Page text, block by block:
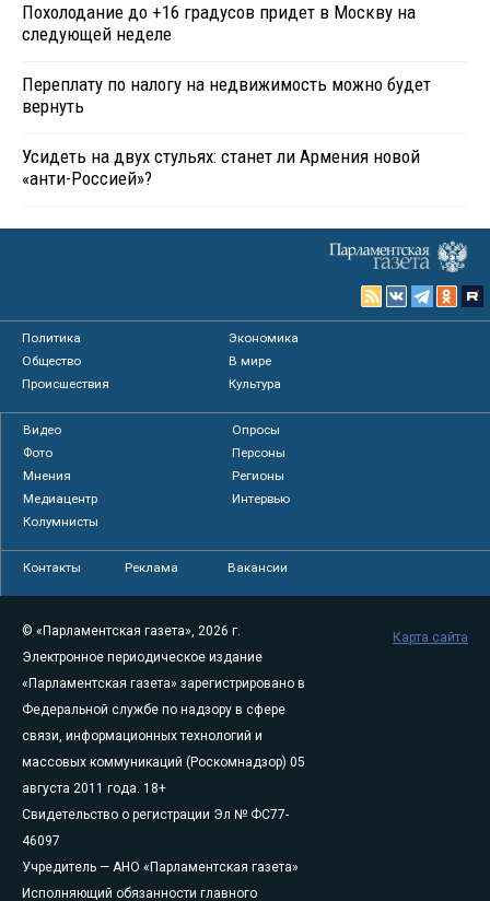
Похолодание до +16 градусов придет в Москву на
следующей неделе
Переплату по налогу на недвижимость можно будет
вернуть
Усидеть на двух стульях: станет ли Армения новой
«анти-Россией»?
Политика
Экономика
Общество
В мире
Происшествия
Культура
Видео
Опросы
Фото
Персоны
Мнения
Регионы
Медиацентр
Интервью
Колумнисты
Контакты Реклама Вакансии
© «Парламентская газета», 2026 г.
Электронное периодическое издание
«Парламентская газета» зарегистрировано в
Федеральной службе по надзору в сфере
связи, информационных технологий и
массовых коммуникаций (Роскомнадзор) 05
августа 2011 года. 18+
Свидетельство о регистрации Эл № ФС77-
46097
Учредитель — АНО «Парламентская газета»
Исполняющий обязанности главного
Карта сайта